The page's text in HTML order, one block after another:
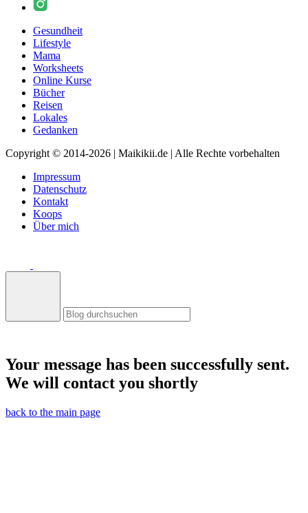
Gesundheit
Lifestyle
Mama
Worksheets
Online Kurse
Bücher
Reisen
Lokales
Gedanken
Copyright © 2014-2026 | Maikikii.de | Alle Rechte vorbehalten
Impressum
Datenschutz
Kontakt
Koops
Über mich
Your message has been successfully sent.
We will contact you shortly
back to the main page